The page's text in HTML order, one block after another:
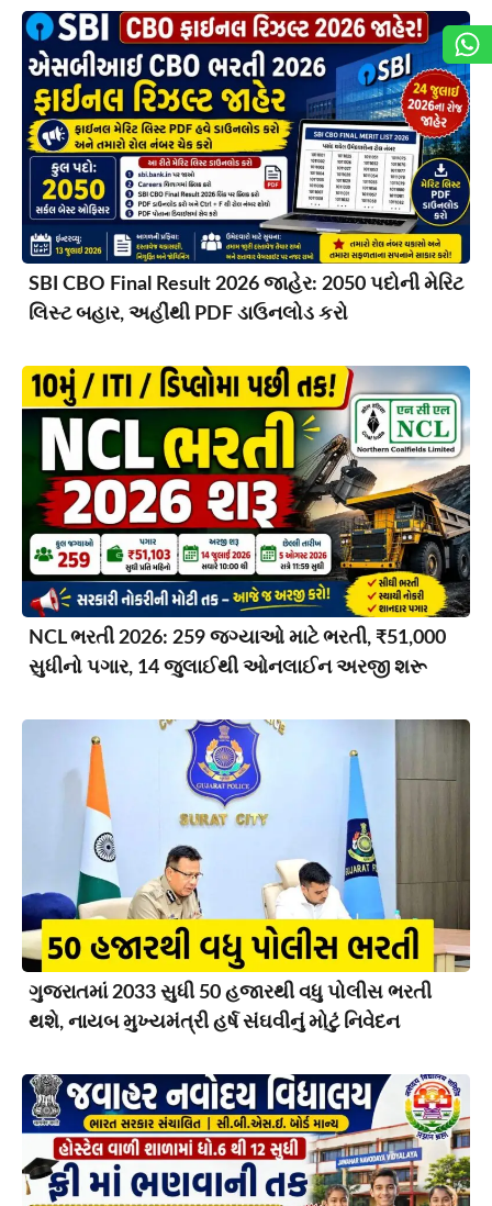
SBI CBO Final Result 2026 જાહેર: 2050 પદોની મેરિટ
લિસ્ટ બહાર, અહીંથી PDF ડાઉનલોડ કરો
NCL ભરતી 2026: 259 જગ્યાઓ માટે ભરતી, ₹51,000
સુધીનો પગાર, 14 જુલાઈથી ઓનલાઈન અરજી શરૂ
ગુજરાતમાં 2033 સુધી 50 હજારથી વધુ પોલીસ ભરતી
થશે, નાયબ મુખ્યમંત્રી હર્ષ સંઘવીનું મોટું નિવેદન